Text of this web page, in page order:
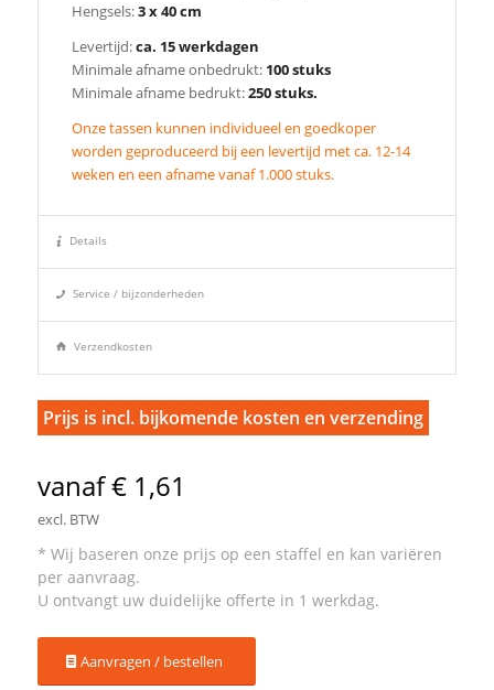
Hengsels:3 x 40 cm
Levertijd:ca. 15 werkdagen
Minimale afname onbedrukt: 100 stuks
Minimale afname bedrukt:250 stuks.
Onze tassen kunnen individueel en goedkoper
worden geproduceerd bij een levertijd met ca. 12-14
weken en een afname vanaf 1.000 stuks.
Details
Service / bijzonderheden
Verzendkosten
Prijs is incl. bijkomende kosten en verzending
vanaf € 1,61
excl. BTW
Aanvragen / bestellen